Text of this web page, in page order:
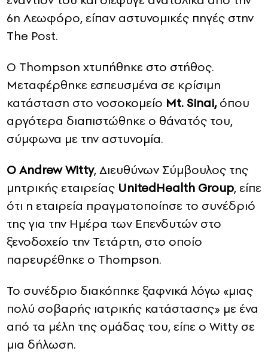
6η Λεωφόρο, είπαν αστυνομικές πηγές στην
The Post.
Ο Thompson χτυπήθηκε στο στήθος.
Μεταφέρθηκε εσπευσμένα σε κρίσιμη
κατάσταση στο νοσοκομείο Mt. Sinai,όπου
αργότερα διαπιστώθηκε ο θάνατός του,
σύμφωνα με την αστυνομία.
Ο Andrew Witty, Διευθύνων Σύμβουλος της
μητρικής εταιρείας UnitedHealth Group, είπε
ότι η εταιρεία πραγματοποίησε το συνέδριό
της για την Ημέρα των Επενδυτών στο
ξενοδοχείο την Τετάρτη, στο οποίο
παρευρέθηκε ο Thompson.
Το συνέδριο διακόπηκε ξαφνικά λόγω «μιας
πολύ σοβαρής ιατρικής κατάστασης» με ένα
από τα μέλη της ομάδας του, είπε ο Witty σε
μια δήλωση.